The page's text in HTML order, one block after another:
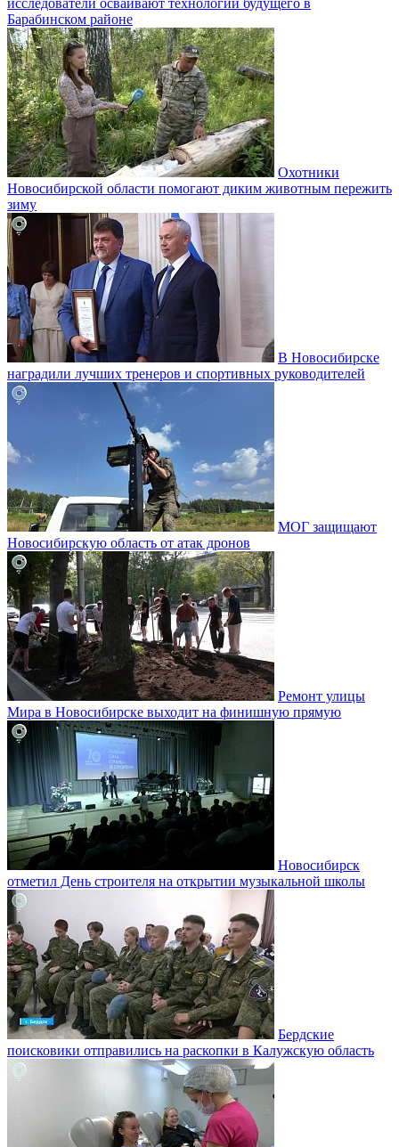
Барабинском районе
Охотники
Новосибирской области помогают диким животным пережить
зиму
В Новосибирске
наградили лучших тренеров и спортивных руководителей
МОГ защищают
Новосибирскую область от атак дронов
Ремонт улицы
Мира в Новосибирске выходит на финишную прямую
Новосибирск
отметил День строителя на открытии музыкальной школы
Бердские
поисковики отправились на раскопки в Калужскую область